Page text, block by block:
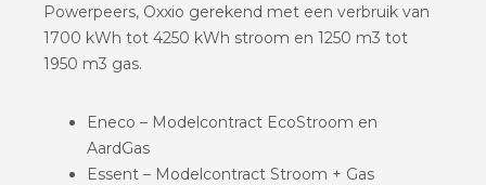
Powerpeers, Oxxio gerekend met een verbruik van
1700 kWh tot 4250 kWh stroom en 1250 m3 tot
1950 m3 gas.
Eneco – Modelcontract EcoStroom en
AardGas
Essent – Modelcontract Stroom + Gas